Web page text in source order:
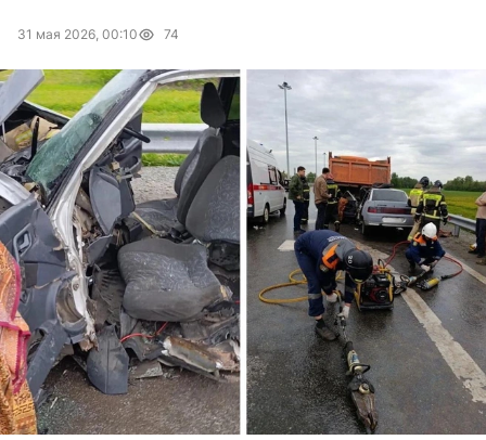
31 мая 2026, 00:10 74